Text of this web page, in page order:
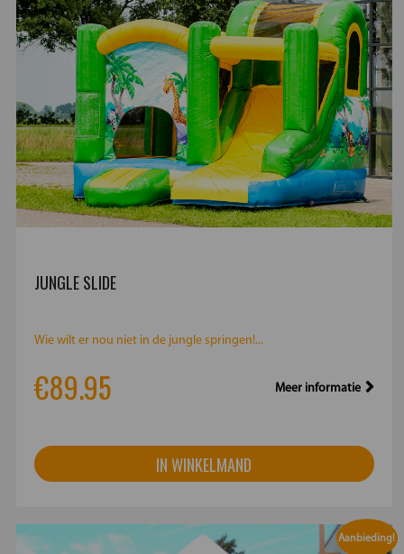
JUNGLE SLIDE
Wie wilt er nou niet in de jungle springen!...
€89.95 Meer informatie
IN WINKELMAND
Aanbieding!